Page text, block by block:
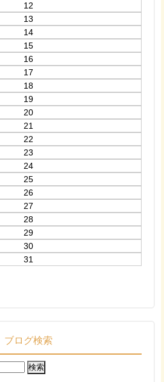
12
13
14
15
16
17
18
19
20
21
22
23
24
25
26
27
28
29
30
31
ブログ検索